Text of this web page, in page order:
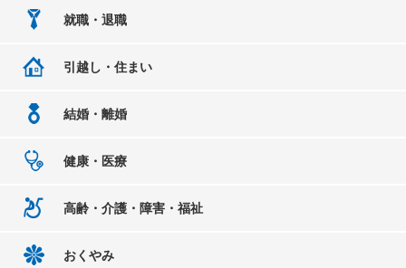
就職・退職
引越し・住まい
結婚・離婚
健康・医療
高齢・介護・障害・福祉
おくやみ